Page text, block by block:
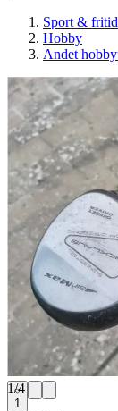
Sport & fritid
Hobby
Andet
1/4
1